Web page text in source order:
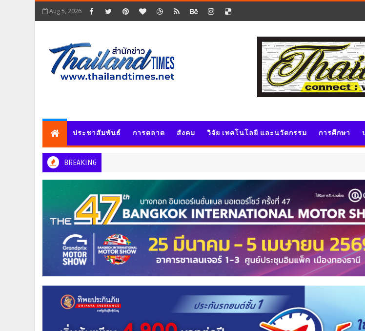
Aug 5, 2026
ประชาสัมพันธ์ การตลาด สังคม วิจัย เทคโนโลยี และนวัตกรรม การศึกษา
BREAKING